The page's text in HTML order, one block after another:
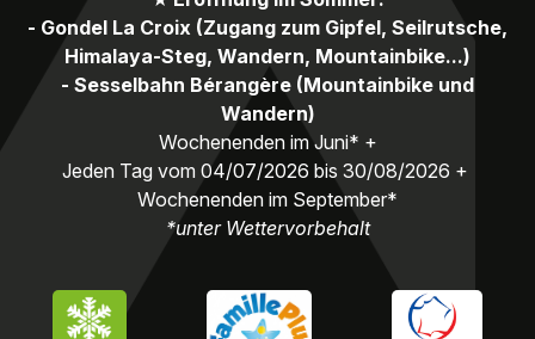
- Gondel La Croix (Zugang zum Gipfel, Seilrutsche,
Himalaya-Steg, Wandern, Mountainbike...)
- Sesselbahn Bérangère (Mountainbike und
Wandern)
Wochenenden im Juni* +
Jeden Tag vom 04/07/2026 bis 30/08/2026 +
Wochenenden im September*
*unter Wettervorbehalt